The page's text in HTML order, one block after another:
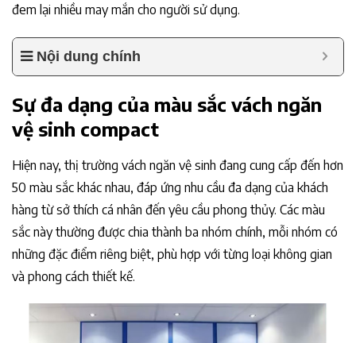
đem lại nhiều may mắn cho người sử dụng.
Nội dung chính
Sự đa dạng của màu sắc vách ngăn
vệ sinh compact
Hiện nay, thị trường vách ngăn vệ sinh đang cung cấp đến hơn
50 màu sắc khác nhau, đáp ứng nhu cầu đa dạng của khách
hàng từ sở thích cá nhân đến yêu cầu phong thủy. Các màu
sắc này thường được chia thành ba nhóm chính, mỗi nhóm có
những đặc điểm riêng biệt, phù hợp với từng loại không gian
và phong cách thiết kế.